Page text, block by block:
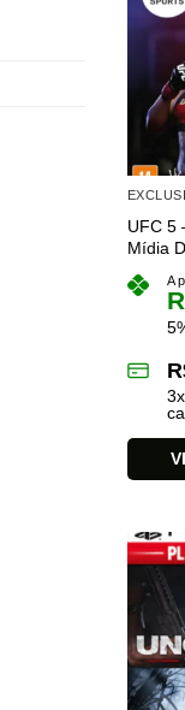
UFC 5
Mídia
A
3
tem
várias
As
opções
podem